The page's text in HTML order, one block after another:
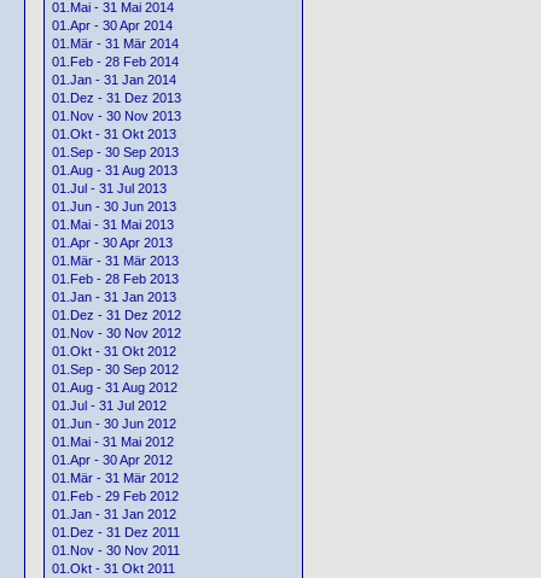
01.Mai - 31 Mai 2014
01.Apr - 30 Apr 2014
01.Mär - 31 Mär 2014
01.Feb - 28 Feb 2014
01.Jan - 31 Jan 2014
01.Dez - 31 Dez 2013
01.Nov - 30 Nov 2013
01.Okt - 31 Okt 2013
01.Sep - 30 Sep 2013
01.Aug - 31 Aug 2013
01.Jul - 31 Jul 2013
01.Jun - 30 Jun 2013
01.Mai - 31 Mai 2013
01.Apr - 30 Apr 2013
01.Mär - 31 Mär 2013
01.Feb - 28 Feb 2013
01.Jan - 31 Jan 2013
01.Dez - 31 Dez 2012
01.Nov - 30 Nov 2012
01.Okt - 31 Okt 2012
01.Sep - 30 Sep 2012
01.Aug - 31 Aug 2012
01.Jul - 31 Jul 2012
01.Jun - 30 Jun 2012
01.Mai - 31 Mai 2012
01.Apr - 30 Apr 2012
01.Mär - 31 Mär 2012
01.Feb - 29 Feb 2012
01.Jan - 31 Jan 2012
01.Dez - 31 Dez 2011
01.Nov - 30 Nov 2011
01.Okt - 31 Okt 2011